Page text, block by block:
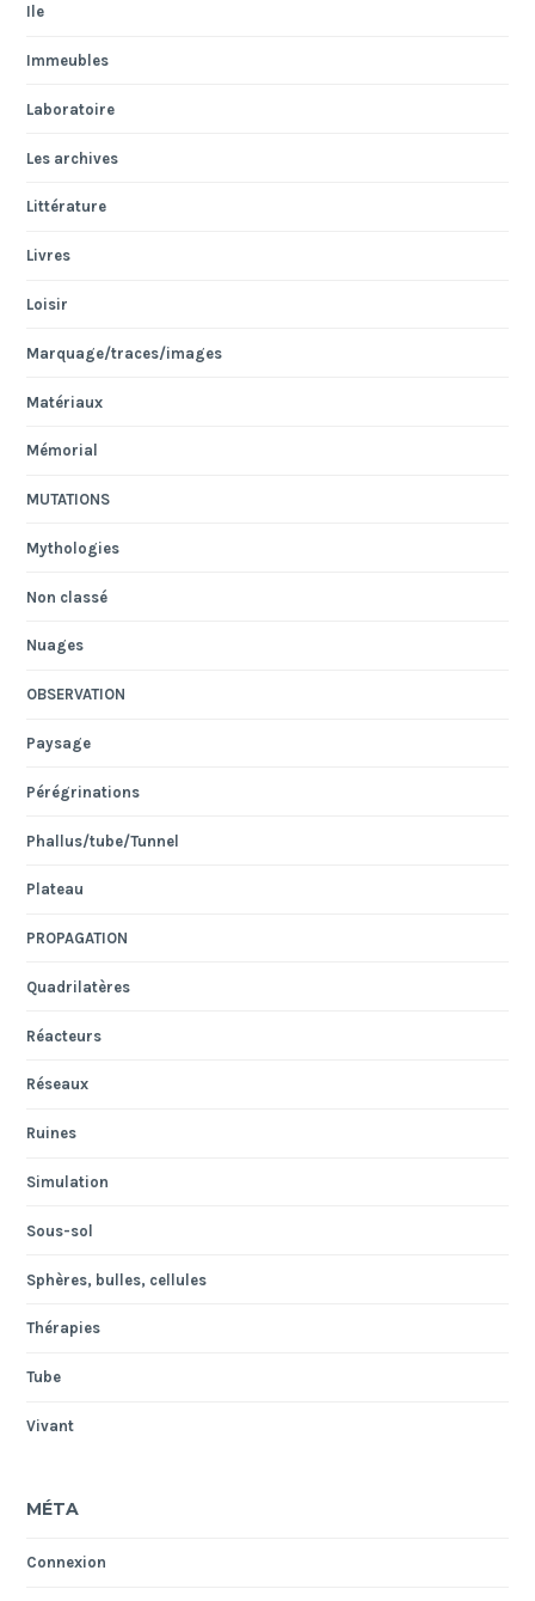
Ile
Immeubles
Laboratoire
Les archives
Littérature
Livres
Loisir
Marquage/traces/images
Matériaux
Mémorial
MUTATIONS
Mythologies
Non classé
Nuages
OBSERVATION
Paysage
Pérégrinations
Phallus/tube/Tunnel
Plateau
PROPAGATION
Quadrilatères
Réacteurs
Réseaux
Ruines
Simulation
Sous-sol
Sphères, bulles, cellules
Thérapies
Tube
Vivant
MÉTA
Connexion